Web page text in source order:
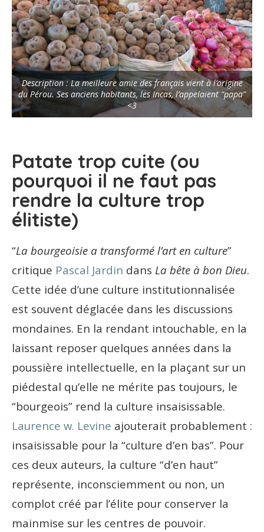
Description : La meilleure amie des français vient à l’origine
du Pérou. Ses anciens habitants, les Incas, l’appelaient “papa”
<3
Patate trop cuite (ou
pourquoi il ne faut pas
rendre la culture trop
élitiste)
“La bourgeoisie a transformé l’art en culture”
critique Pascal Jardin dans La bête à bon Dieu.
Cette idée d’une culture institutionnalisée
est souvent déglacée dans les discussions
mondaines. En la rendant intouchable, en la
laissant reposer quelques années dans la
poussière intellectuelle, en la plaçant sur un
piédestal qu’elle ne mérite pas toujours, le
“bourgeois” rend la culture insaisissable.
Laurence w. Levine ajouterait probablement :
insaisissable pour la “culture d’en bas”. Pour
ces deux auteurs, la culture “d’en haut”
représente, inconsciemment ou non, un
complot créé par l’élite pour conserver la
mainmise sur les centres de pouvoir.